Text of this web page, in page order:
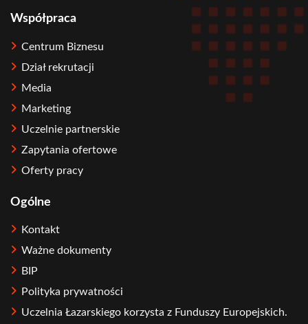
Współpraca
Centrum Biznesu
Dział rekrutacji
Media
Marketing
Uczelnie partnerskie
Zapytania ofertowe
Oferty pracy
Ogólne
Kontakt
Ważne dokumenty
BIP
Polityka prywatności
Uczelnia Łazarskiego korzysta z Funduszy Europejskich.